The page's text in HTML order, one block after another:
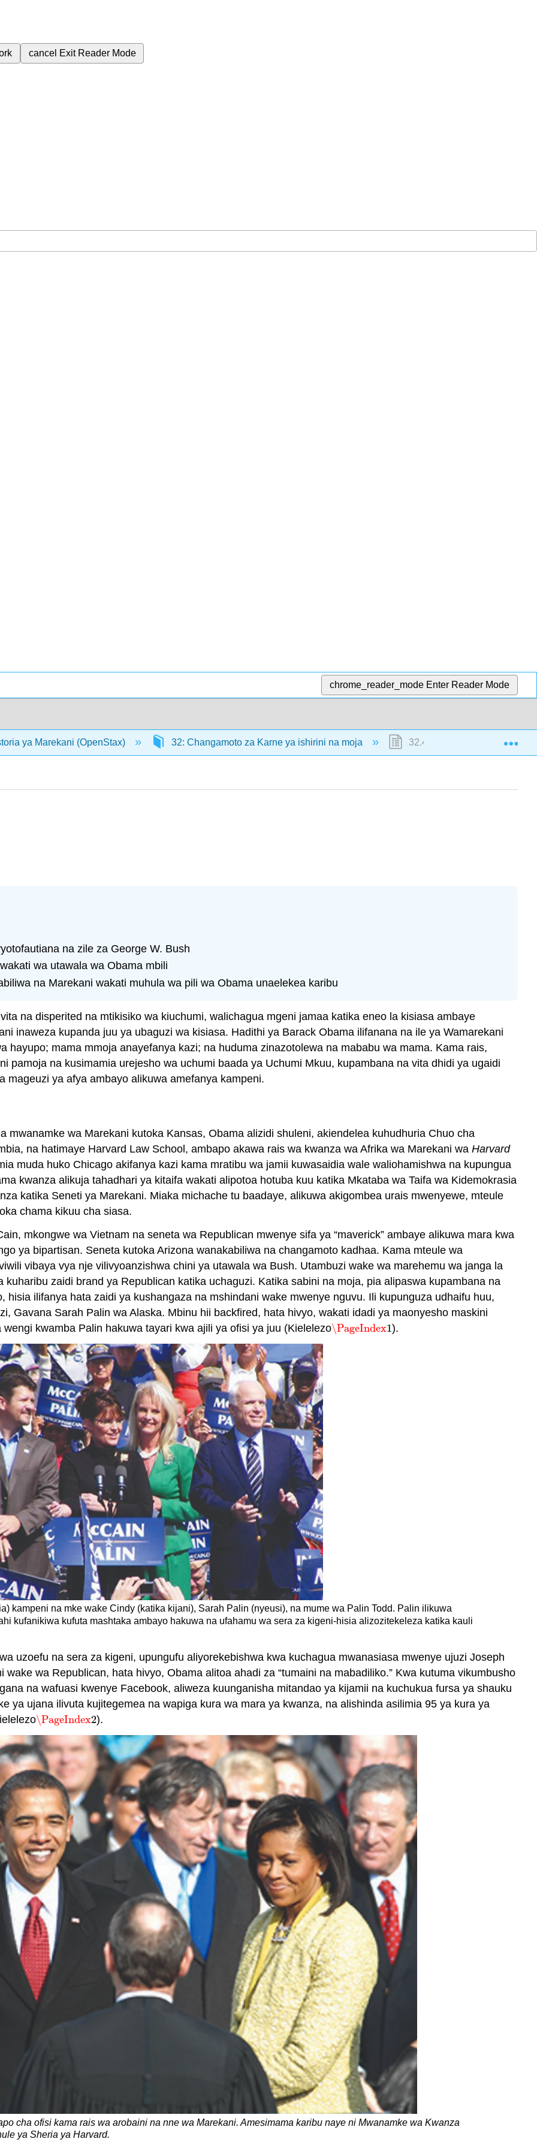
cancel Exit Reader Mode
chrome_reader_mode Enter Reader Mode
ya Marekani (OpenStax) 32: Changamoto za Karne ya ishirini na moja 32.4: Matumaini na
na zile za George W. Bush
wa utawala wa Obama mbili
na Marekani wakati muhula wa pili wa Obama unaelekea karibu
na disperited na mtikisiko wa kiuchumi, walichagua mgeni jamaa katika eneo la kisiasa ambaye
inaweza kupanda juu ya ubaguzi wa kisiasa. Hadithi ya Barack Obama ilifanana na ile ya Wamarekani
hayupo; mama mmoja anayefanya kazi; na huduma zinazotolewa na mababu wa mama. Kama rais,
pamoja na kusimamia urejesho wa uchumi baada ya Uchumi Mkuu, kupambana na vita dhidi ya ugaidi
mageuzi ya afya ambayo alikuwa amefanya kampeni.
mwanamke wa Marekani kutoka Kansas, Obama alizidi shuleni, akiendelea kuhudhuria Chuo cha
na hatimaye Harvard Law School, ambapo akawa rais wa kwanza wa Afrika wa Marekani wa Harvard
muda huko Chicago akifanya kazi kama mratibu wa jamii kuwasaidia wale waliohamishwa na kupungua
kwanza alikuja tahadhari ya kitaifa wakati alipotoa hotuba kuu katika Mkataba wa Taifa wa Kidemokrasia
katika Seneti ya Marekani. Miaka michache tu baadaye, alikuwa akigombea urais mwenyewe, mteule
chama kikuu cha siasa.
mkongwe wa Vietnam na seneta wa Republican mwenye sifa ya “maverick” ambaye alikuwa mara kwa
ya bipartisan. Seneta kutoka Arizona wanakabiliwa na changamoto kadhaa. Kama mteule wa
vibaya vya nje vilivyoanzishwa chini ya utawala wa Bush. Utambuzi wake wa marehemu wa janga la
zaidi brand ya Republican katika uchaguzi. Katika sabini na moja, pia alipaswa kupambana na
hisia ilifanya hata zaidi ya kushangaza na mshindani wake mwenye nguvu. Ili kupunguza udhaifu huu,
Gavana Sarah Palin wa Alaska. Mbinu hii backfired, hata hivyo, wakati idadi ya maonyesho maskini
kwamba Palin hakuwa tayari kwa ajili ya ofisi ya juu (Kielelezo\PageIndex1
\PageIndex1).
kampeni na mke wake Cindy (katika kijani), Sarah Palin (nyeusi), na mume wa Palin Todd. Palin ilikuwa
kufanikiwa kufuta mashtaka ambayo hakuwa na ufahamu wa sera za kigeni-hisia alizozitekeleza katika kauli
uzoefu na sera za kigeni, upungufu aliyorekebishwa kwa kuchagua mwanasiasa mwenye ujuzi Joseph
wa Republican, hata hivyo, Obama alitoa ahadi za “tumaini na mabadiliko.” Kwa kutuma vikumbusho
na wafuasi kwenye Facebook, aliweza kuunganisha mitandao ya kijamii na kuchukua fursa ya shauku
ya ujana ilivuta kujitegemea na wapiga kura wa mara ya kwanza, na alishinda asilimia 95 ya kura ya
\PageIndex2
\PageIndex2).
cha ofisi kama rais wa arobaini na nne wa Marekani. Amesimama karibu naye ni Mwanamke wa Kwanza
ya Sheria ya Harvard.